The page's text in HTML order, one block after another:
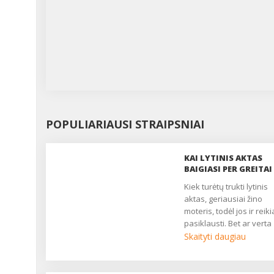
POPULIARIAUSI STRAIPSNIAI
KAI LYTINIS AKTAS
BAIGIASI PER GREITAI
Kiek turėtų trukti lytinis
aktas, geriausiai žino
moteris, todėl jos ir
pasiklausti. Bet ar verta
patikėti, kai ji
Skaityti daugiau